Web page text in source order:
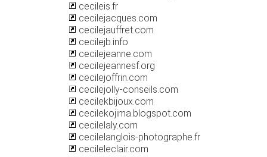
cecileis.fr
cecilejacques.com
cecilejauffret.com
cecilejb.info
cecilejeanne.com
cecilejeannesf.org
cecilejoffrin.com
cecilejolly-conseils.com
cecilekbijoux.com
cecilekojima.blogspot.com
cecilelaly.com
cecilelanglois-photographe.fr
cecileleclair.com